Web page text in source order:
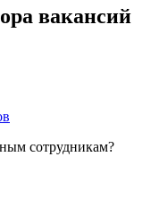
вакансий
сотрудникам?